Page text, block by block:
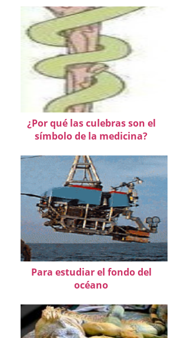
¿Por qué las culebras son el
símbolo de la medicina?
Para estudiar el fondo del
océano